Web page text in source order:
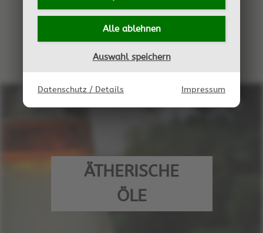
Alle ablehnen
Auswahl speichern
Datenschutz / Details Impressum
ÄTHERISCHE
ÖLE